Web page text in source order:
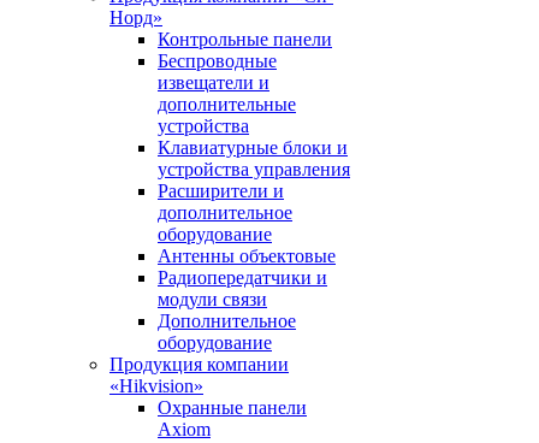
Норд»
Контрольные панели
Беспроводные
извещатели и
дополнительные
устройства
Клавиатурные блоки и
устройства управления
Расширители и
дополнительное
оборудование
Антенны объектовые
Радиопередатчики и
модули связи
Дополнительное
оборудование
Продукция компании
«Hikvision»
Охранные панели
Axiom